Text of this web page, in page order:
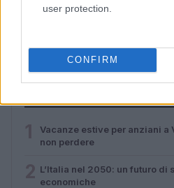
user protection.
CONFIRM
Vacanze estive per anziani a
non perdere
L’Italia nel 2050: un futuro
economiche